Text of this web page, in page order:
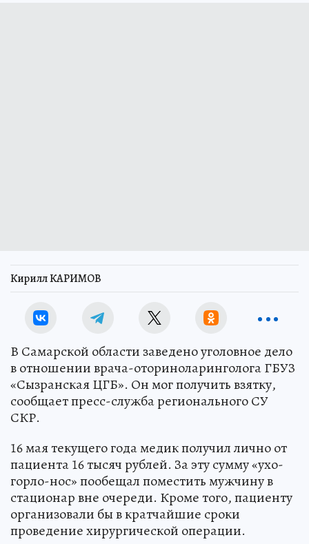
Кирилл КАРИМОВ
В Самарской области заведено уголовное дело
в отношении врача-оториноларинголога ГБУЗ
«Сызранская ЦГБ». Он мог получить взятку,
сообщает пресс-служба регионального СУ
СКР.
16 мая текущего года медик получил лично от
пациента 16 тысяч рублей. За эту сумму «ухо-
горло-нос» пообещал поместить мужчину в
стационар вне очереди. Кроме того, пациенту
организовали бы в кратчайшие сроки
проведение хирургической операции.